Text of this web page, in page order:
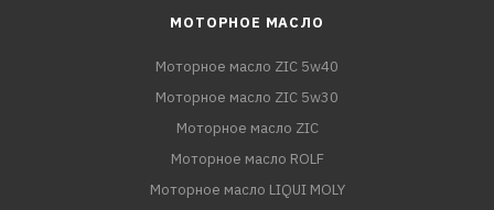
МОТОРНОЕ МАСЛО
Моторное масло ZIC 5w40
Моторное масло ZIC 5w30
Моторное масло ZIC
Моторное масло ROLF
Моторное масло LIQUI MOLY